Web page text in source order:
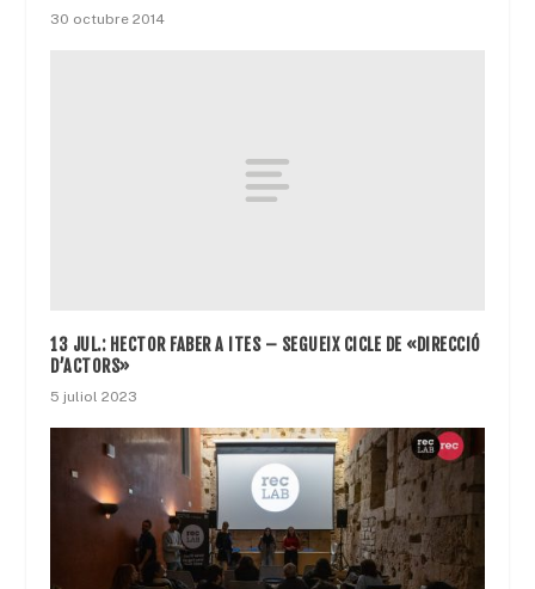
30 octubre 2014
13 JUL.: HECTOR FABER A ITES – SEGUEIX CICLE DE «DIRECCIÓ
D’ACTORS»
5 juliol 2023